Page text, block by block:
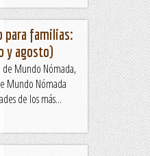
para familias:
y agosto)
de Mundo Nómada,
Mundo Nómada
de los más...